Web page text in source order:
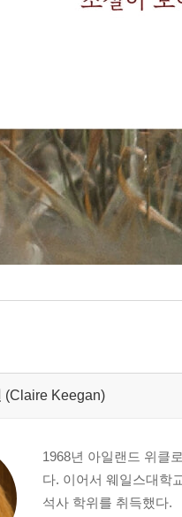
(Claire Keegan)
1968년 아일랜드 위클
다. 이어서 웨일스대학
석사 학위를 취득했다.